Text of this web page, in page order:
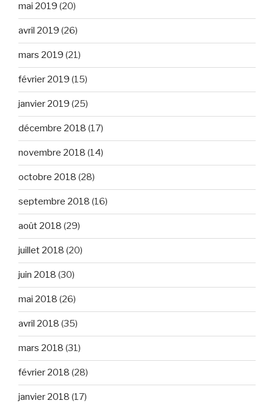
mai 2019 (20)
avril 2019 (26)
mars 2019 (21)
février 2019 (15)
janvier 2019 (25)
décembre 2018 (17)
novembre 2018 (14)
octobre 2018 (28)
septembre 2018 (16)
août 2018 (29)
juillet 2018 (20)
juin 2018 (30)
mai 2018 (26)
avril 2018 (35)
mars 2018 (31)
février 2018 (28)
janvier 2018 (17)